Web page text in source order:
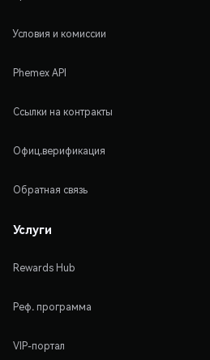
Условия и комиссии
Phemex API
Ссылки на контракты
Офиц.верификация
Обратная связь
Услуги
Rewards Hub
Реф. программа
VIP-портал